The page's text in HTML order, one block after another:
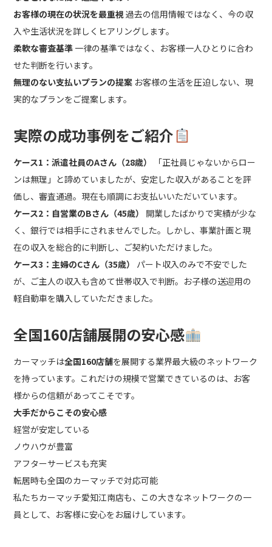
お客様の現在の状況を最重視過去の信用情報ではなく、今の収
入や生活状況を詳しくヒアリングします。
柔軟な審査基準 一律の基準ではなく、お客様一人ひとりに合わ
せた判断を行います。
無理のない支払いプランの提案 お客様の生活を圧迫しない、現
実的なプランをご提案します。
実際の成功事例をご紹介
ケース1：派遣社員のAさん（28歳）
「正社員じゃないからロー
ンは無理」と諦めていましたが、安定した収入があることを評
価し、審査通過。現在も順調にお支払いいただいています。
ケース2：自営業のBさん（45歳）
開業したばかりで実績が少な
く、銀行では相手にされませんでした。しかし、事業計画と現
在の収入を総合的に判断し、ご契約いただけました。
ケース3：主婦のCさん（35歳）
パート収入のみで不安でした
が、ご主人の収入も含めて世帯収入で判断。お子様の送迎用の
軽自動車を購入していただきました。
全国160店舗展開の安心感
カーマッチは全国160店舗を展開する業界最大級のネットワーク
を持っています。これだけの規模で営業できているのは、お客
様からの信頼があってこそです。
大手だからこその安心感
経営が安定している
ノウハウが豊富
アフターサービスも充実
転居時も全国のカーマッチで対応可能
私たちカーマッチ愛知江南店も、この大きなネットワークの一
員として、お客様に安心をお届けしています。